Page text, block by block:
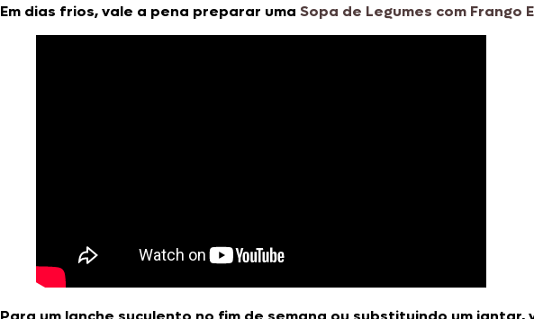
Em dias frios, vale a pena preparar uma Sopa de Legumes com Frango